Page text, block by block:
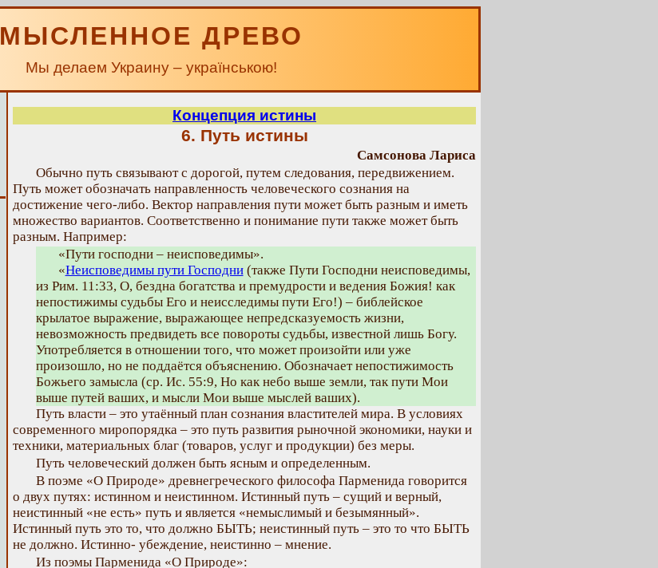
МЫСЛЕННОЕ ДРЕВО
Мы делаем Украину – українською!
Концепция истины
6. Путь истины
Самсонова Лариса
Обычно путь связывают с дорогой, путем следования, передвижением.
Путь может обозначать направленность человеческого сознания на
достижение чего-либо. Вектор направления пути может быть разным и иметь
множество вариантов. Соответственно и понимание пути также может быть
разным. Например:
«Пути господни – неисповедимы».
«Неисповедимы пути Господни(также Пути Господни неисповедимы,
из Рим. 11:33, О, бездна богатства и премудрости и ведения Божия! как
непостижимы судьбы Его и неисследимы пути Его!) – библейское
крылатое выражение, выражающее непредсказуемость жизни,
невозможность предвидеть все повороты судьбы, известной лишь Богу.
Употребляется в отношении того, что может произойти или уже
произошло, но не поддаётся объяснению. Обозначает непостижимость
Божьего замысла (ср. Ис. 55:9, Но как небо выше земли, так пути Мои
выше путей ваших, и мысли Мои выше мыслей ваших).
Путь власти – это утаённый план сознания властителей мира. В условиях
современного миропорядка – это путь развития рыночной экономики, науки и
техники, материальных благ (товаров, услуг и продукции) без меры.
Путь человеческий должен быть ясным и определенным.
В поэме «О Природе» древнегреческого философа Парменида говорится
о двух путях: истинном и неистинном. Истинный путь – сущий и верный,
неистинный «не есть» путь и является «немыслимый и безымянный».
Истинный путь это то, что должно БЫТЬ; неистинный путь – это то что БЫТЬ
не должно. Истинно- убеждение, неистинно – мнение.
Из поэмы Парменида «О Природе»: